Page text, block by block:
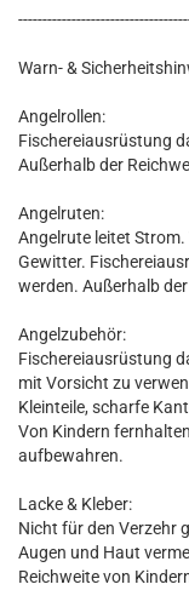
Warn- &
Angelrollen:
Fischereiausrüstung
Außerhalb der
Angelruten:
Angelrute leitet
Gewitter.
werden. Außerhalb
Angelzubehör:
Fischereiausrüstung
mit Vorsicht zu
Kleinteile, scharfe
Von Kindern
aufbewahren.
Lacke & Kleber:
Nicht für den Verzehr
Augen und Haut
Reichweite von